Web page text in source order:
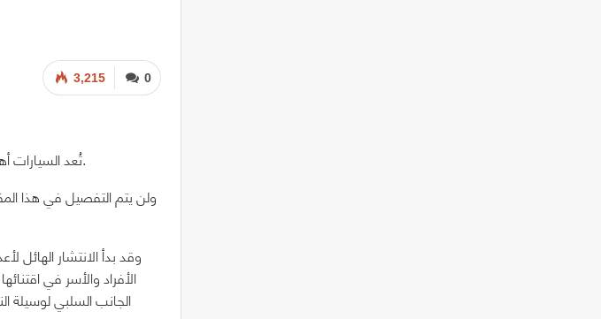
0
3,215
تُعد السيارات أهم وسائل النقل حالياً، بل إن عدداً من المؤرخين أطلق على هذا العصر كمرحلة تاريخية بعصر السيارة.
ولن يتم التفصيل في هذا
وقد بدأ الانتشار
الأفراد والأسر في
الجانب السلبي لوسيلة